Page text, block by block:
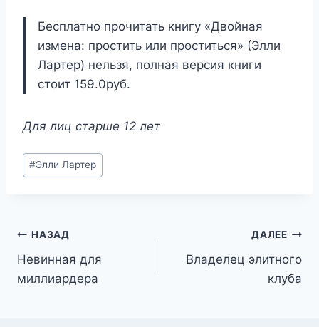
Бесплатно прочитать книгу «Двойная
измена: простить или проститься» (Элли
Лартер) нельзя, полная версия книги
стоит 159.0руб.
Для лиц старше 12 лет
Метки
записи:
#Элли Лартер
Навигация
по
НАЗАД
Невинная для
миллиардера
ДАЛЕЕ
Владелец элитного
клуба